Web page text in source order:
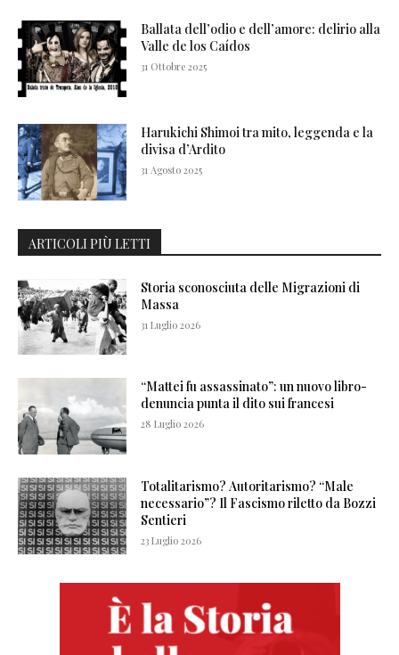
Ballata dell’odio e dell’amore: delirio alla
Valle de los Caídos
31 Ottobre 2025
Harukichi Shimoi tra mito, leggenda e la
divisa d’Ardito
31 Agosto 2025
ARTICOLI PIÙ LETTI
Storia sconosciuta delle Migrazioni di
Massa
31 Luglio 2026
“Mattei fu assassinato”: un nuovo libro-
denuncia punta il dito sui francesi
28 Luglio 2026
Totalitarismo? Autoritarismo? “Male
necessario”? Il Fascismo riletto da Bozzi
Sentieri
23 Luglio 2026